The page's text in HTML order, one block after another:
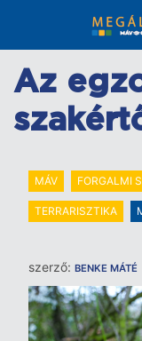
tartalomra
Az
MÁV FORGALMI
TERRARISZTIKA
szerző: BENKE MÁTÉ